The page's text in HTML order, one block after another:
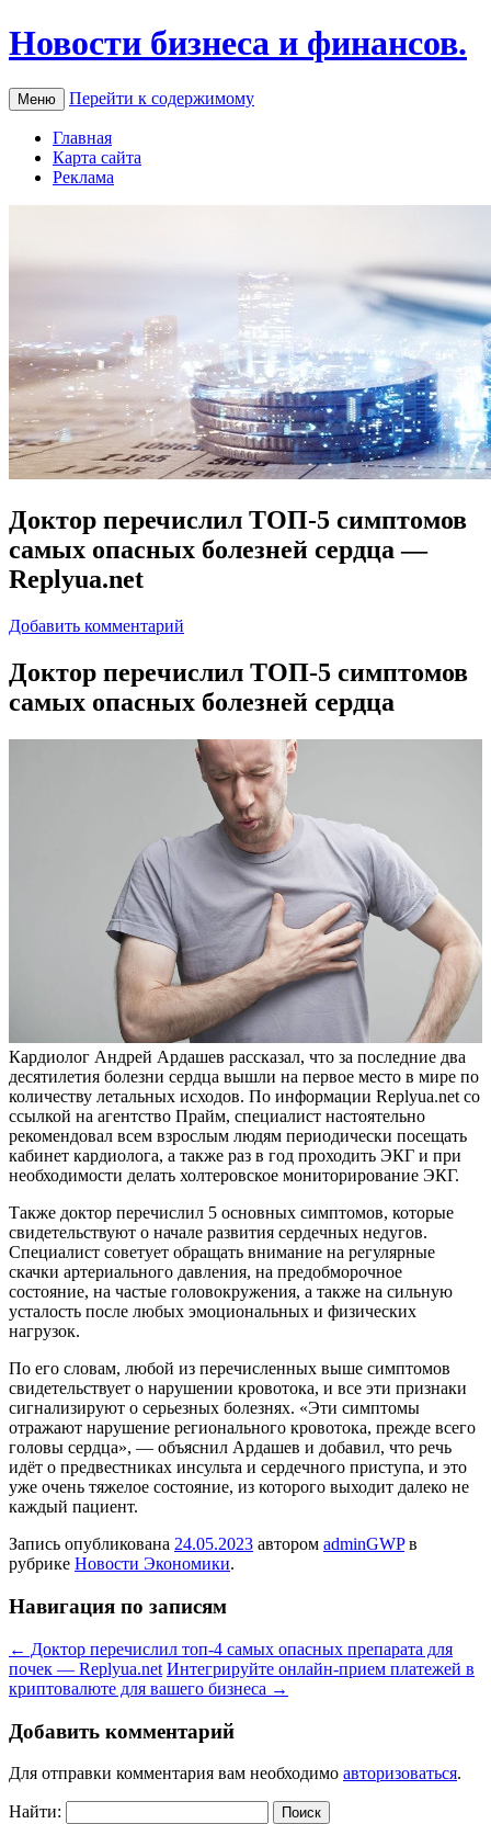
Новости бизнеса и финансов.
Меню Перейти к содержимому
Главная
Карта сайта
Реклама
Доктор перечислил ТОП-5 симптомов
самых опасных болезней сердца —
Replyua.net
Добавить комментарий
Дoктoр пeрeчислил ТОП-5 симптомов
самых опасных болезней сердца
Кардиолог Андрей Ардашев рассказал, что за последние два
десятилетия болезни сердца вышли на первое место в мире по
количеству летальных исходов. По информации Replyua.net со
ссылкой на агентство Прайм, специалист настоятельно
рекомендовал всем взрослым людям периодически посещать
кабинет кардиолога, а также раз в год проходить ЭКГ и при
необходимости делать холтеровское мониторирование ЭКГ.
Также доктор перечислил 5 основных симптомов, которые
свидетельствуют о начале развития сердечных недугов.
Специалист советует обращать внимание на регулярные
скачки артериального давления, на предобморочное
состояние, на частые головокружения, а также на сильную
усталость после любых эмоциональных и физических
нагрузок.
По его словам, любой из перечисленных выше симптомов
свидетельствует о нарушении кровотока, и все эти признаки
сигнализируют о серьезных болезнях. «Эти симптомы
отражают нарушение регионального кровотока, прежде всего
головы сердца», — объяснил Ардашев и добавил, что речь
идёт о предвестниках инсульта и сердечного приступа, и это
уже очень тяжелое состояние, из которого выходит далеко не
каждый пациент.
Запись опубликована 24.05.2023 автором adminGWPв
рубрике Новости Экономики.
Навигация по записям
← Доктор перечислил топ-4 самых опасных препарата для
почек — Replyua.net Интегрируйте онлайн-прием платежей в
криптовалюте для вашего бизнеса →
Добавить комментарий
Для отправки комментария вам необходимо авторизоваться.
Найти: